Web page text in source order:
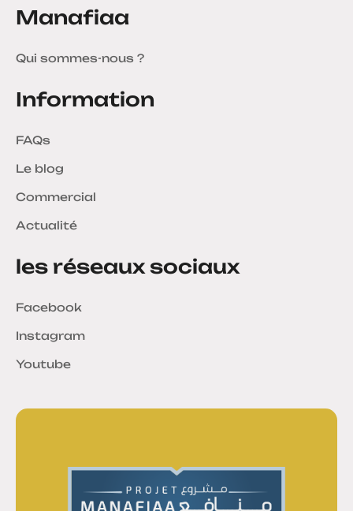
Manafiaa
Qui sommes-nous ?
Information
FAQs
Le blog
Commercial
Actualité
les réseaux sociaux
Facebook
Instagram
Youtube